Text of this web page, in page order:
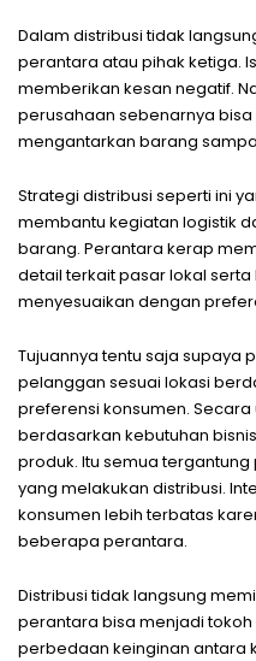
Dalam distribusi tidak
perantara atau pihak ketiga.
memberikan kesan negatif.
perusahaan sebenarnya
mengantarkan barang
Strategi distribusi seperti ini
membantu kegiatan logistik
barang. Perantara kerap
detail terkait pasar lokal
menyesuaikan dengan
Tujuannya tentu saja supaya
pelanggan sesuai lokasi
preferensi konsumen. Secara
berdasarkan kebutuhan
produk. Itu semua
yang melakukan distribusi.
konsumen lebih terbatas
beberapa perantara.
Distribusi tidak langsung
perantara bisa menjadi
perbedaan keinginan antara